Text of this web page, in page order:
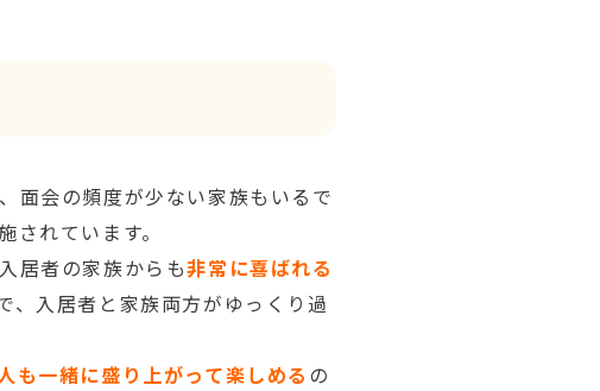
面会の頻度が少ない家族もいるで
されています。
居者の家族からも非常に喜ばれる
、入居者と家族両方がゆっくり過
も一緒に盛り上がって楽しめる の